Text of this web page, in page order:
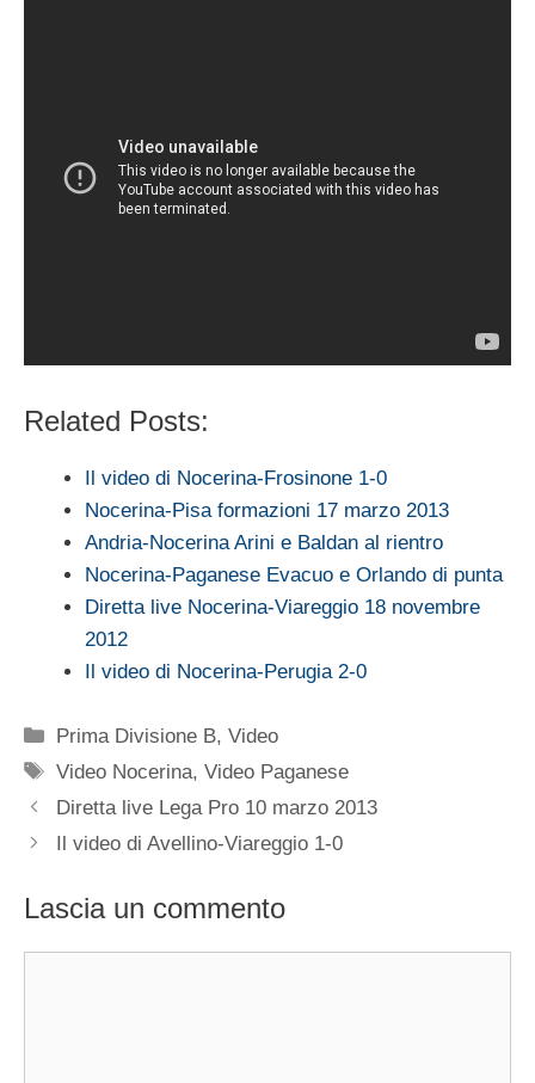
Related Posts:
Il video di Nocerina-Frosinone 1-0
Nocerina-Pisa formazioni 17 marzo 2013
Andria-Nocerina Arini e Baldan al rientro
Nocerina-Paganese Evacuo e Orlando di punta
Diretta live Nocerina-Viareggio 18 novembre
2012
Il video di Nocerina-Perugia 2-0
Categorie
Prima Divisione B,Video
Tag
Video Nocerina,Video Paganese
Diretta live Lega Pro 10 marzo 2013
Il video di Avellino-Viareggio 1-0
Lascia un commento